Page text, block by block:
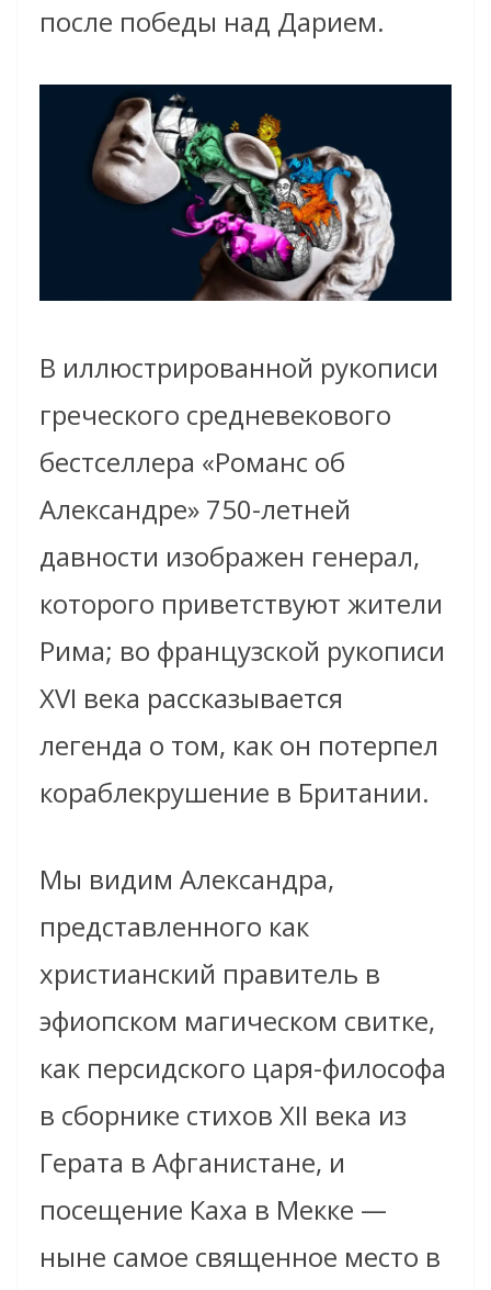
после победы над Дарием.
В иллюстрированной рукописи
греческого средневекового
бестселлера «Романс об
Александре» 750-летней
давности изображен генерал,
которого приветствуют жители
Рима; во французской рукописи
XVI века рассказывается
легенда о том, как он потерпел
кораблекрушение в Британии.
Мы видим Александра,
представленного как
христианский правитель в
эфиопском магическом свитке,
как персидского царя-философа
в сборнике стихов XII века из
Герата в Афганистане, и
посещение Каха в Мекке —
ныне самое священное место в